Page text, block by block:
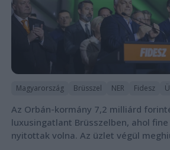
Magyarország Brüsszel NER Fidesz
Az Orbán-kormány 7,2 milliárd
luxusingatlant Brüsszelben, ahol
nyitottak volna. Az üzlet végül